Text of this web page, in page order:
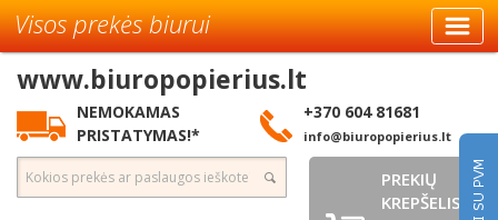
Visos prekės biurui
www.biuropopierius.lt
NEMOKAMAS
PRISTATYMAS!*
+370 604 81681
info@biuropopierius.lt
PREKIŲ
KREPŠELIS